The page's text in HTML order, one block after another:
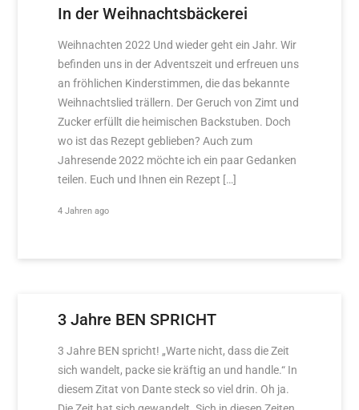
In der Weihnachtsbäckerei
Weihnachten 2022 Und wieder geht ein Jahr. Wir
befinden uns in der Adventszeit und erfreuen uns
an fröhlichen Kinderstimmen, die das bekannte
Weihnachtslied trällern. Der Geruch von Zimt und
Zucker erfüllt die heimischen Backstuben. Doch
wo ist das Rezept geblieben? Auch zum
Jahresende 2022 möchte ich ein paar Gedanken
teilen. Euch und Ihnen ein Rezept […]
4 Jahren ago
3 Jahre BEN SPRICHT
3 Jahre BEN spricht! „Warte nicht, dass die Zeit
sich wandelt, packe sie kräftig an und handle.“ In
diesem Zitat von Dante steck so viel drin. Oh ja.